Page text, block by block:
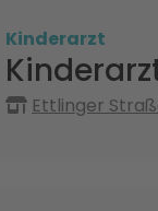
Kinderarzt
Ettlinger